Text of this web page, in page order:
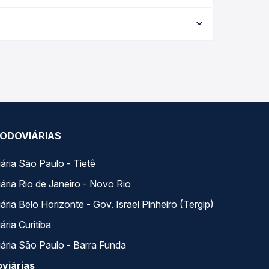
oferta para o seu roteiro.
São Paulo - Tietê
Rio de Janeiro - Novo Rio
Belo Horizonte - Gov. Israel Pinheiro (Tergip)
Curitiba
São Paulo - Barra Funda